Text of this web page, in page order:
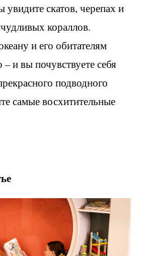
увидите скатов, черепах и
кораллов.
и его обитателям
и вы почувствуете себя
подводного
самые восхитительные